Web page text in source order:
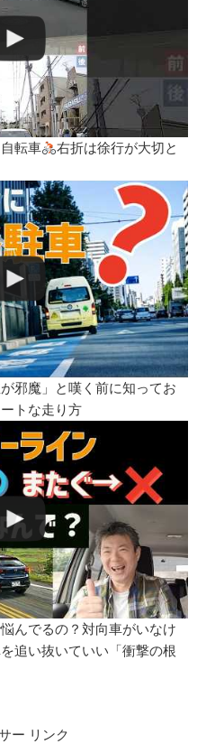
転車
右折は徐行が大切と
邪魔」と嘆く前に知ってお
トな走り方
んでるの？対向車がいなけ
追い抜いていい「衝撃の根
ー リンク